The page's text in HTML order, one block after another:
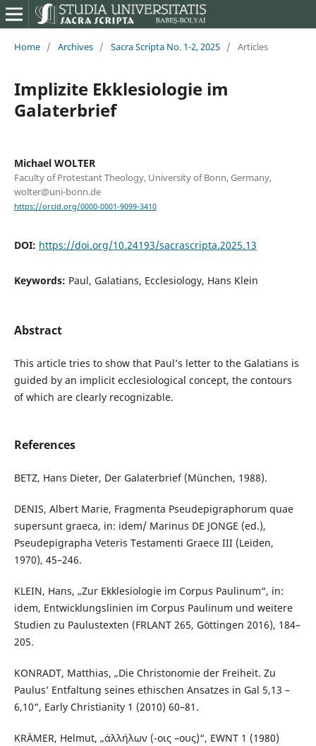
Home / Archives / Sacra Scripta No. 1-2, 2025 / Articles
Implizite Ekklesiologie im
Galaterbrief
Michael WOLTER
Faculty of Protestant Theology, University of Bonn, Germany,
wolter@uni-bonn.de
https://orcid.org/0000-0001-9099-3410
DOI: https://doi.org/10.24193/sacrascripta.2025.13
Keywords: Paul, Galatians, Ecclesiology, Hans Klein
Abstract
This article tries to show that Paul’s letter to the Galatians is
guided by an implicit ecclesiological concept, the contours
of which are clearly recognizable.
References
BETZ, Hans Dieter, Der Galaterbrief (München, 1988).
DENIS, Albert Marie, Fragmenta Pseudepigraphorum quae
supersunt graeca, in: idem/ Marinus DE JONGE (ed.),
Pseudepigrapha Veteris Testamenti Graece III (Leiden,
1970), 45–246.
KLEIN, Hans, „Zur Ekklesiologie im Corpus Paulinum“, in:
idem, Entwicklungslinien im Corpus Paulinum und weitere
Studien zu Paulustexten (FRLANT 265, Göttingen 2016), 184–
205.
KONRADT, Matthias, „Die Christonomie der Freiheit. Zu
Paulus’ Entfaltung seines ethischen Ansatzes in Gal 5,13 –
6,10“, Early Christianity 1 (2010) 60–81.
KRÄMER, Helmut, „ἀλλήλων (-οις –ους)“, EWNT 1 (1980)